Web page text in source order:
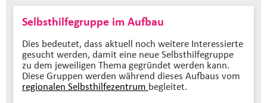
Selbsthilfegruppe im Aufbau
Dies bedeutet, dass aktuell noch weitere Interessierte
gesucht werden, damit eine neue Selbsthilfegruppe
zu dem jeweiligen Thema gegründet werden kann.
Diese Gruppen werden während dieses Aufbaus vom
regionalen Selbsthilfezentrum begleitet.